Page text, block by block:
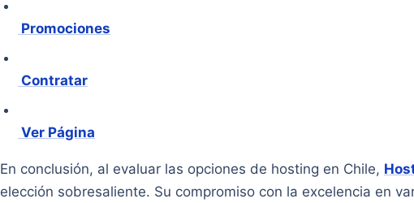
Promociones
Contratar
Ver Página
En conclusión, al evaluar las opciones de hosting en Chile,
elección sobresaliente. Su compromiso con la excelencia en